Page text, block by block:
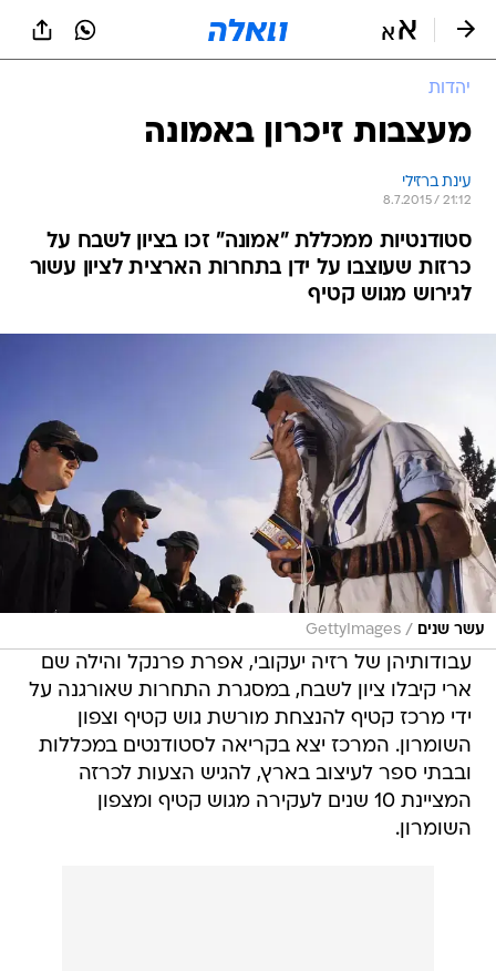
יהדות
מעצבות זיכרון באמונה
עינת ברזילי
8.7.2015 / 21:12
סטודנטיות ממכללת "אמונה" זכו בציון לשבח על
כרזות שעוצבו על ידן בתחרות הארצית לציון עשור
לגירוש מגוש קטיף
עשר שנים /
GettyImages
עבודותיהן של רזיה יעקובי, אפרת פרנקל והילה שם
ארי קיבלו ציון לשבח, במסגרת התחרות שאורגנה על
ידי מרכז קטיף להנצחת מורשת גוש קטיף וצפון
השומרון. המרכז יצא בקריאה לסטודנטים במכללות
ובבתי ספר לעיצוב בארץ, להגיש הצעות לכרזה
המציינת 10 שנים לעקירה מגוש קטיף ומצפון
השומרון.